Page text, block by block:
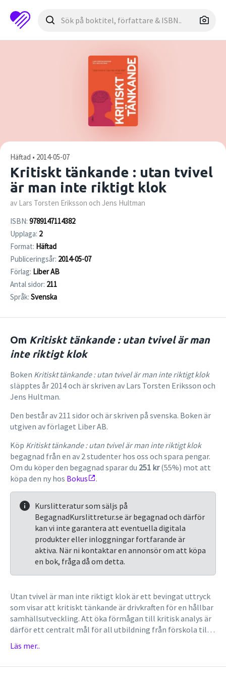
Häftad • 2014-05-07
Kritiskt tänkande : utan tvivel
är man inte riktigt klok
av Lars Torsten Eriksson och Jens Hultman
ISBN: 9789147114382
Upplaga: 2
Format: Häftad
Publiceringsår: 2014-05-07
Förlag: Liber AB
Antal sidor: 211
Språk: Svenska
Om Kritiskt tänkande : utan tvivel är man
inte riktigt klok
Boken Kritiskt tänkande : utan tvivel är man inte riktigt klok
släpptes år 2014 och är skriven av Lars Torsten Eriksson och
Jens Hultman.
Den består av 211 sidor och är skriven på svenska. Boken är
utgiven av förlaget Liber AB.
Köp Kritiskt tänkande : utan tvivel är man inte riktigt klok
begagnad från en av 2 studenter hos oss och spara pengar.
Om du köper den begagnad sparar du 251 kr(55%) mot att
köpa den ny hos Bokus .
Kurslitteratur som säljs på
BegagnadKurslittretur.se är begagnad och därför
kan vi inte garantera att eventuella digitala
produkter eller inloggningar fortfarande är
aktiva. När ni kontaktar en annonsör om att köpa
en bok, fråga då om detta.
Utan tvivel är man inte riktigt klok är ett bevingat uttryck
som visar att kritiskt tänkande är drivkraften för en hållbar
samhällsutveckling. Att öka förmågan till kritisk analys är
därför ett centralt mål för all utbildning från förskola till
universitet. Men hur gör man egentligen för att tänka
kritiskt? Läs mer Boken visar hur nya idéer skapas och
Läs mer..